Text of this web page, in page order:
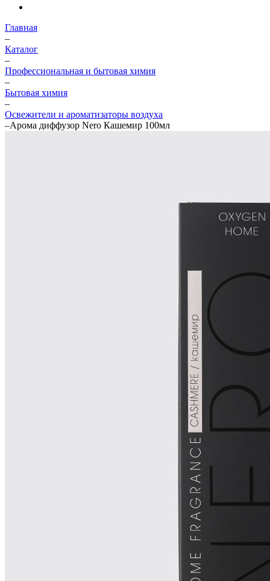
Главная
–
Каталог
–
Профессиональная и бытовая химия
–
Бытовая химия
–
Освежители и ароматизаторы воздуха
–Арома диффузор Nero Кашемир 100мл